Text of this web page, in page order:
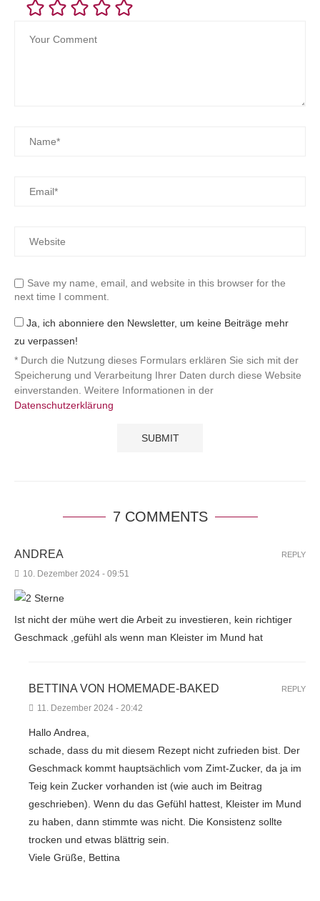
Save my name, email, and website in this browser for the
next time I comment.
Ja, ich abonniere den Newsletter, um keine Beiträge mehr
zu verpassen!
* Durch die Nutzung dieses Formulars erklären Sie sich mit der
Speicherung und Verarbeitung Ihrer Daten durch diese Website
einverstanden. Weitere Informationen in der
Datenschutzerklärung
7 COMMENTS
ANDREA
10. Dezember 2024 - 09:51
Ist nicht der mühe wert die Arbeit zu investieren, kein richtiger
Geschmack ,gefühl als wenn man Kleister im Mund hat
REPLY
BETTINA VON HOMEMADE-BAKED
11. Dezember 2024 - 20:42
Hallo Andrea,
schade, dass du mit diesem Rezept nicht zufrieden bist. Der
Geschmack kommt hauptsächlich vom Zimt-Zucker, da ja im
Teig kein Zucker vorhanden ist (wie auch im Beitrag
geschrieben). Wenn du das Gefühl hattest, Kleister im Mund
zu haben, dann stimmte was nicht. Die Konsistenz sollte
trocken und etwas blättrig sein.
Viele Grüße, Bettina
REPLY